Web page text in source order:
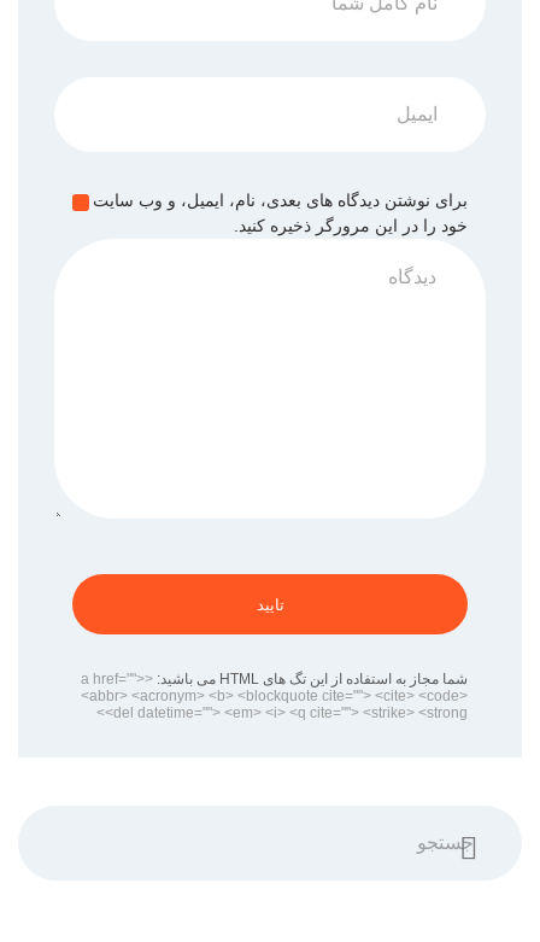
برای نوشتن دیدگاه های بعدی، نام، ایمیل، و وب سایت
خود را در این مرورگر ذخیره کنید.
تایید
شما مجاز به استفاده از این تگ های HTML می باشید:
<a href="">
<abbr> <acronym> <b> <blockquote cite=""> <cite> <code>
<del datetime=""> <em> <i> <q cite=""> <strike> <strong>